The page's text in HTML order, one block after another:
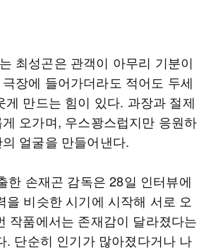
최성곤은 관객이 아무리 기분이
장에 들어가더라도 적어도 두세
게 만드는 힘이 있다. 과장과 절제
오가며, 우스꽝스럽지만 응원하
얼굴을 만들어낸다.
한 손재곤 감독은 28일 인터뷰에
을 비슷한 시기에 시작해 서로 오
작품에서는 존재감이 달라졌다는
. 단순히 인기가 많아졌다거나 나